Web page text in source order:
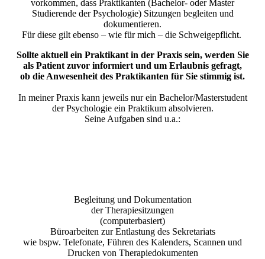
vorkommen, dass Praktikanten (Bachelor- oder Master
Studierende der Psychologie) Sitzungen begleiten und
dokumentieren.
Für diese gilt ebenso – wie für mich – die Schweigepflicht.
Sollte aktuell ein Praktikant in der Praxis sein, werden Sie
als Patient zuvor informiert und um Erlaubnis gefragt,
ob die Anwesenheit des Praktikanten für Sie stimmig ist.
In meiner Praxis kann jeweils nur ein Bachelor/Masterstudent
der Psychologie ein Praktikum absolvieren.
Seine Aufgaben sind u.a.:
Begleitung und Dokumentation
der Therapiesitzungen
(computerbasiert)
Büroarbeiten zur Entlastung des Sekretariats
wie bspw. Telefonate, Führen des Kalenders, Scannen und
Drucken von Therapiedokumenten